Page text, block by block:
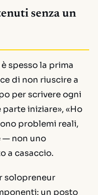
senza un
spesso la prima
di non riuscire a
per scrivere ogni
iniziare», «Ho
problemi reali,
— non uno
a casaccio.
solopreneur
un posto